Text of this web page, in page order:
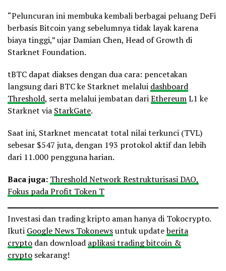
“Peluncuran ini membuka kembali berbagai peluang DeFi
berbasis Bitcoin yang sebelumnya tidak layak karena
biaya tinggi,” ujar Damian Chen, Head of Growth di
Starknet Foundation.
tBTC dapat diakses dengan dua cara: pencetakan
langsung dari BTC ke Starknet melalui dashboard
Threshold, serta melalui jembatan dariEthereumL1 ke
Starknet via StarkGate.
Saat ini, Starknet mencatat total nilai terkunci (TVL)
sebesar $547 juta, dengan 193 protokol aktif dan lebih
dari 11.000 pengguna harian.
Baca juga: Threshold Network Restrukturisasi DAO,
Fokus pada Profit Token T
Investasi dan trading kripto aman hanya di Tokocrypto.
Ikuti Google News Tokonewsuntuk updateberita
crypto dan download aplikasi trading bitcoin &
crypto sekarang!